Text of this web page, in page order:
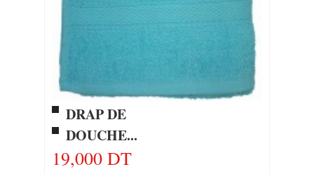
DRAP DE
DOUCHE...
19,000 DT